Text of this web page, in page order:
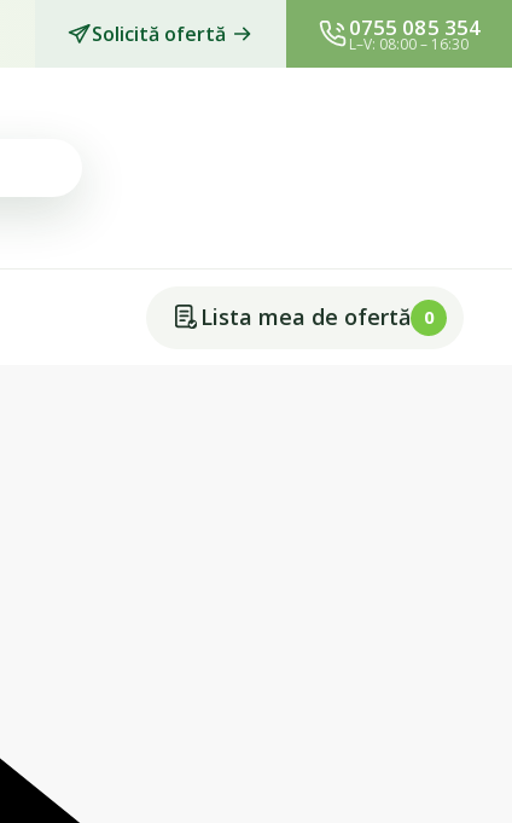
Solicită ofertă 0755 085 354
L–V: 08:00 – 16:30
Lista mea de ofertă 0